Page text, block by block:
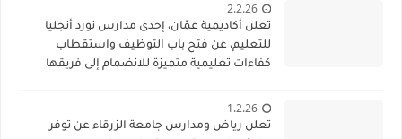
2.2.26
تعلن أكاديمية عمّان، إحدى مدارس نورد أنجليا
للتعليم، عن فتح باب التوظيف واستقطاب
كفاءات تعليمية متميزة للانضمام إلى فريقها
1.2.26
تعلن رياض ومدارس جامعة الزرقاء عن توفر